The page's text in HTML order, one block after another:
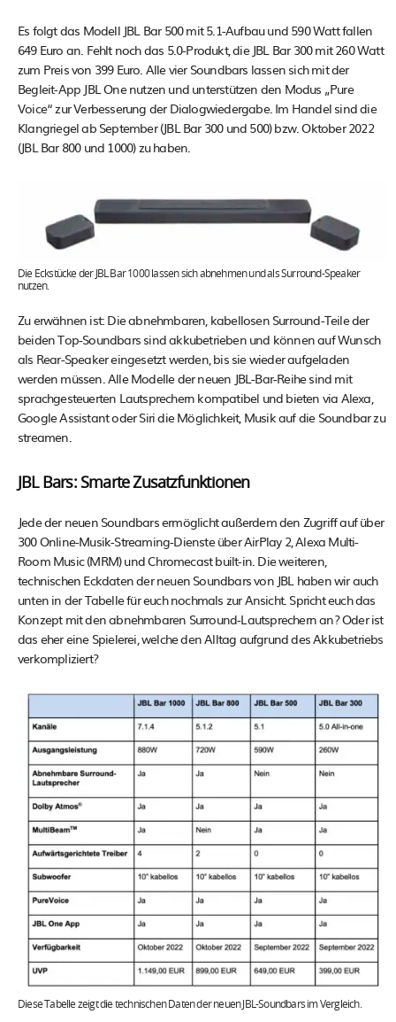
Es folgt das Modell JBL Bar 500 mit 5.1-Aufbau und 590 Watt fallen
649 Euro an. Fehlt noch das 5.0-Produkt, die JBL Bar 300 mit 260 Watt
zum Preis von 399 Euro. Alle vier Soundbars lassen sich mit der
Begleit-App JBL One nutzen und unterstützen den Modus „Pure
Voice“ zur Verbesserung der Dialogwiedergabe. Im Handel sind die
Klangriegel ab September (JBL Bar 300 und 500) bzw. Oktober 2022
(JBL Bar 800 und 1000) zu haben.
Die Eckstücke der JBL Bar 1000 lassen sich abnehmen und als Surround-Speaker
nutzen.
Zu erwähnen ist: Die abnehmbaren, kabellosen Surround-Teile der
beiden Top-Soundbars sind akkubetrieben und können auf Wunsch
als Rear-Speaker eingesetzt werden, bis sie wieder aufgeladen
werden müssen. Alle Modelle der neuen JBL-Bar-Reihe sind mit
sprachgesteuerten Lautsprechern kompatibel und bieten via Alexa,
Google Assistant oder Siri die Möglichkeit, Musik auf die Soundbar zu
streamen.
JBL Bars: Smarte Zusatzfunktionen
Jede der neuen Soundbars ermöglicht außerdem den Zugriff auf über
300 Online-Musik-Streaming-Dienste über AirPlay 2, Alexa Multi-
Room Music (MRM) und Chromecast built-in. Die weiteren,
technischen Eckdaten der neuen Soundbars von JBL haben wir auch
unten in der Tabelle für euch nochmals zur Ansicht. Spricht euch das
Konzept mit den abnehmbaren Surround-Lautsprechern an? Oder ist
das eher eine Spielerei, welche den Alltag aufgrund des Akkubetriebs
verkompliziert?
Diese Tabelle zeigt die technischen Daten der neuen JBL-Soundbars im Vergleich.